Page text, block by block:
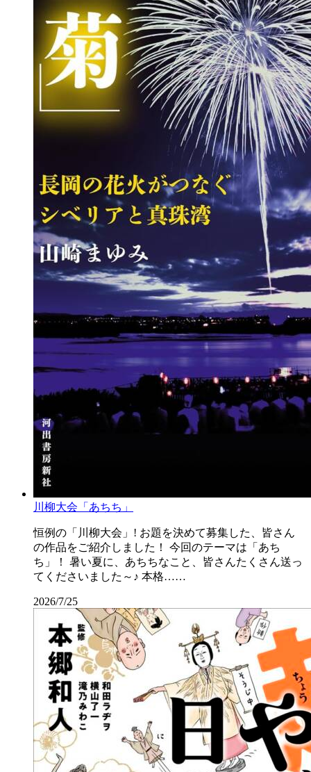
川柳大会「あちち」
恒例の「川柳大会」! お題を決めて募集した、皆さん
の作品をご紹介しました！ 今回のテーマは「あち
ち」！ 暑い夏に、あちちなこと、皆さんたくさん送っ
てくださいました～♪ 本格……
2026/7/25